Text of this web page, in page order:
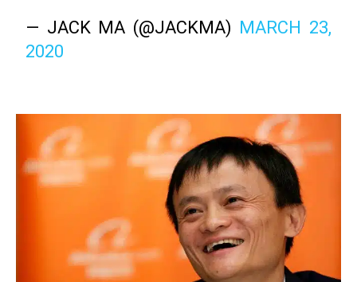
— JACK MA (@JACKMA) MARCH 23,
2020